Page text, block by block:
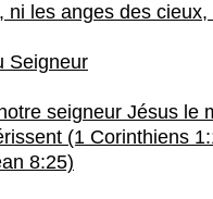
les anges des cieux,
Seigneur
seigneur Jésus le
(1 Corinthiens
8:25)